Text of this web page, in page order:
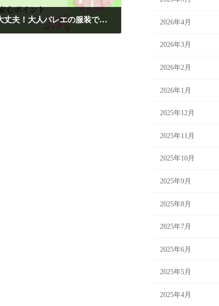
初めてでも大丈夫！大人バレエの服装で迷わない5つの安心ポイント 2026年4月
2026年3月
2026年2月
2026年1月
2025年12月
2025年11月
2025年10月
2025年9月
2025年8月
2025年7月
2025年6月
2025年5月
2025年4月